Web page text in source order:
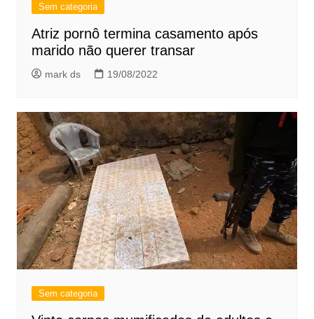
Sem categoria
Atriz pornô termina casamento após
marido não querer transar
mark ds 19/08/2022
Sem categoria